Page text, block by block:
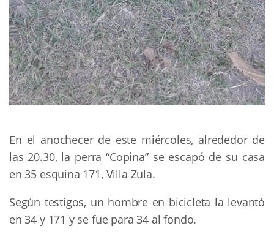
En el anochecer de este miércoles, alrededor de
las 20.30, la perra “Copina” se escapó de su casa
en 35 esquina 171, Villa Zula.
Según testigos, un hombre en bicicleta la levantó
en 34 y 171 y se fue para 34 al fondo.